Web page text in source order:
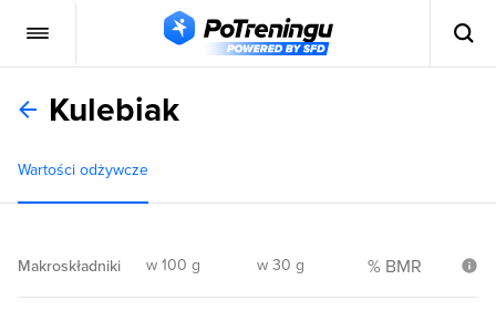
Kulebiak
Wartości odżywcze
Makroskładniki w 100 g w 30 g % BMR